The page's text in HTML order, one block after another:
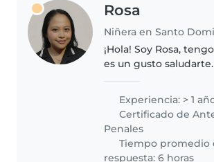
Rosa
¡Hola! Soy Rosa,
es un gusto saludarte.
realizo con cariño,
respeto y
adapto..
Experiencia: > 1
Certificado de
Penales
Tiempo promedio
respuesta: 6 horas